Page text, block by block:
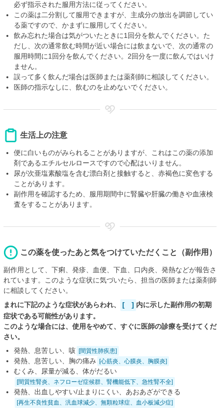
必ず指示された服用方法に従ってください。
この薬は二分割して服用できますが、主成分の放出を調節してい
る薬ですので、かまずに服用してください。
飲み忘れた場合は気がついたときに1回分を飲んでください。た
だし、次の通常飲む時間が近い場合には飲まないで、次の通常の
服用時間に1回分を飲んでください。2回分を一度に飲んではいけ
ません。
誤って多く飲んだ場合は医師または薬剤師に相談してください。
医師の指示なしに、飲むのを止めないでください。
生活上の注意
便に白いものがみられることがありますが、これはこの薬の添加
剤であるエチルセルロースですので心配はいりません。
尿が次亜塩素酸塩を含む漂白剤と接触すると、赤褐色に変色する
ことがあります。
副作用を確認するため、服用期間中に腎臓や肝臓の働きや血液検
査をすることがあります。
この薬を使ったあと気をつけていただくこと（副作用）
副作用として、下痢、発疹、血便、下血、口内炎、発熱などが報告さ
れています。このような症状に気づいたら、担当の医師または薬剤師
に相談してください。
まれに下記のような症状があらわれ、
[ ] 内に示した副作用の初期
症状である可能性があります。
このような場合には、使用をやめて、すぐに医師の診療を受けてくだ
さい。
発熱、息苦しい、咳 [間質性肺疾患]
発熱、息苦しい、胸の痛み [心筋炎、心膜炎、胸膜炎]
むくみ、尿量が減る、体がだるい
[間質性腎炎、ネフローゼ症候群、腎機能低下、急性腎不全]
発熱、出血しやすい/止まりにくい、あおあざができる
[再生不良性貧血、汎血球減少、無顆粒球症、血小板減少症]